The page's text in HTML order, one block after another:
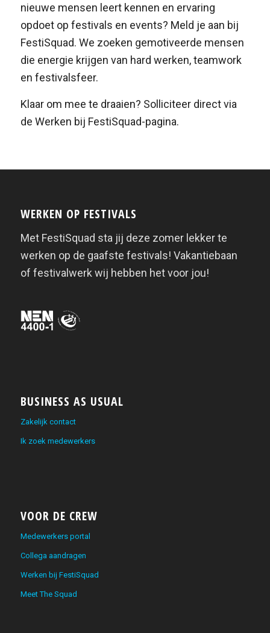
nieuwe mensen leert kennen en ervaring
opdoet op festivals en events? Meld je aan bij
FestiSquad. We zoeken gemotiveerde mensen
die energie krijgen van hard werken, teamwork
en festivalsfeer.
Klaar om mee te draaien? Solliciteer direct via
de Werken bij FestiSquad-pagina.
WERKEN OP FESTIVALS
Met FestiSquad sta jij deze zomer lekker te
werken op de gaafste festivals! Vakantiebaan
of festivalwerk wij hebben het voor jou!
BUSINESS AS USUAL
Zakelijk contact
Ik zoek medewerkers
VOOR DE CREW
Medewerkers portal
Collega aandragen
Werken bij FestiSquad
Meet The Squad